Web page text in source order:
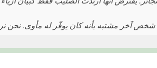
آخر مشتبه بأنه كان يوفّر له مأوى. نحن